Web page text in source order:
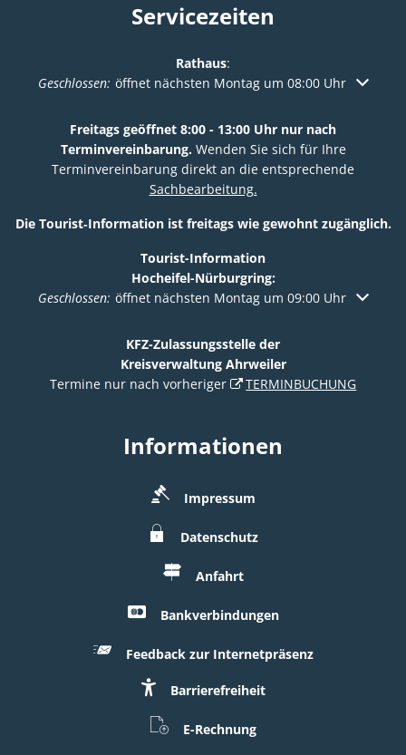
Servicezeiten
Rathaus:
Klicken, um weitere Öffnungs- oder Schließzeiten
Geschlossen: öffnet nächsten Montag um 08:00 Uhr
Freitags geöffnet 8:00 - 13:00 Uhr nur nach
Terminvereinbarung. Wenden Sie sich für Ihre
Terminvereinbarung direkt an die entsprechende
Sachbearbeitung.
Die Tourist‑Information ist freitags wie gewohnt zugänglich.
Tourist-Information
Hocheifel-Nürburgring:
Klicken, um weitere Öffnungs- oder Schließzeiten
Geschlossen: öffnet nächsten Montag um 09:00 Uhr
KFZ-Zulassungsstelle der
Kreisverwaltung Ahrweiler
Termine nur nach vorheriger
TERMINBUCHUNG
Informationen
Impressum
Datenschutz
Anfahrt
Bankverbindungen
Feedback zur Internetpräsenz
Barrierefreiheit
E-Rechnung